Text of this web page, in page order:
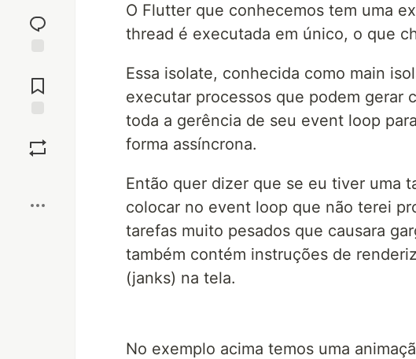
reaction
Comments
O Flutter que conhecemos tem uma
thread é executada em único, o que
Essa isolate, conhecida como main
executar processos que podem gerar
toda a gerência de seu event loop
forma assíncrona.
Então quer dizer que se eu tiver uma
colocar no event loop que não terei
tarefas muito pesados que causara
também contém instruções de
(janks) na tela.
No exemplo acima temos uma